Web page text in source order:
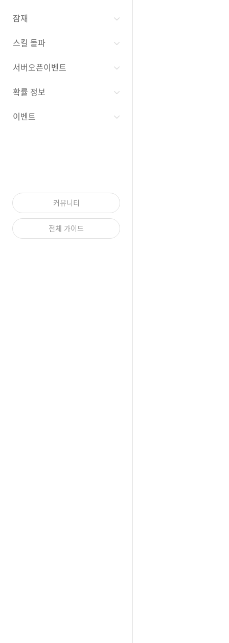
잠재
스킬 돌파
서버오픈이벤트
확률 정보
이벤트
커뮤니티
전체 가이드